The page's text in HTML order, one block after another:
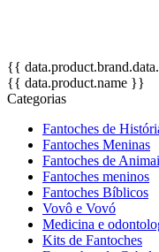
{{
{{ data.product.name }}
Categorias
Fantoches de
Fantoches Meninas
Fantoches de
Fantoches meninos
Fantoches Bíblicos
Vovô e Vovó
Medicina e
Kits de Fantoches